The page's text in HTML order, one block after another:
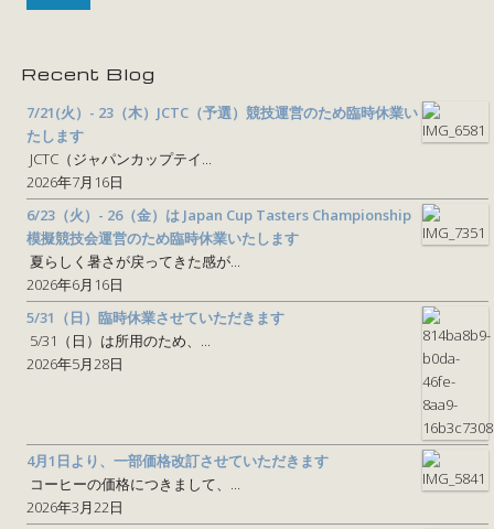
Recent Blog
7/21(火）- 23（木）JCTC（予選）競技運営のため臨時休業い
たします
JCTC（ジャパンカップテイ...
2026年7月16日
6/23（火）- 26（金）は Japan Cup Tasters Championship
模擬競技会運営のため臨時休業いたします
夏らしく暑さが戻ってきた感が...
2026年6月16日
5/31（日）臨時休業させていただきます
5/31（日）は所用のため、...
2026年5月28日
4月1日より、一部価格改訂させていただきます
コーヒーの価格につきまして、...
2026年3月22日